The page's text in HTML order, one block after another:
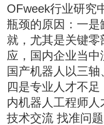
OFweek行业研究
瓶颈的原因：一
就，尤其是关键
应，国内企业当
国产机器人以三
四是专业人才不
内机器人工程师
技术交流 找准问